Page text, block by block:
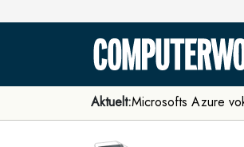
Aktuelt:Microsofts Azure